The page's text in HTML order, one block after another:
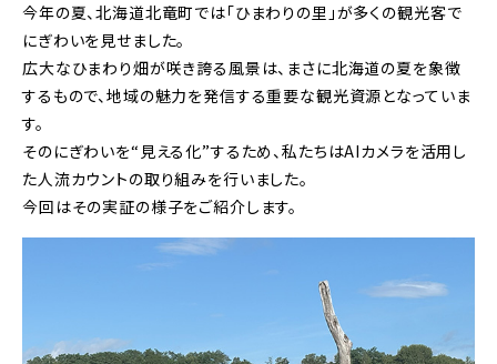
今年の夏、北海道北竜町では「ひまわりの里」が多くの観光客で
にぎわいを見せました。
広大なひまわり畑が咲き誇る風景は、まさに北海道の夏を象徴
するもので、地域の魅力を発信する重要な観光資源となっていま
す。
そのにぎわいを“見える化”するため、私たちはAIカメラを活用し
た人流カウントの取り組みを行いました。
今回はその実証の様子をご紹介します。